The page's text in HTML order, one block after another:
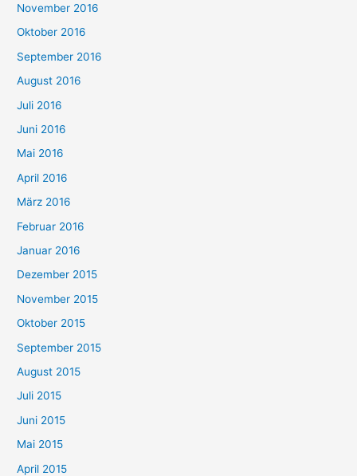
November 2016
Oktober 2016
September 2016
August 2016
Juli 2016
Juni 2016
Mai 2016
April 2016
März 2016
Februar 2016
Januar 2016
Dezember 2015
November 2015
Oktober 2015
September 2015
August 2015
Juli 2015
Juni 2015
Mai 2015
April 2015